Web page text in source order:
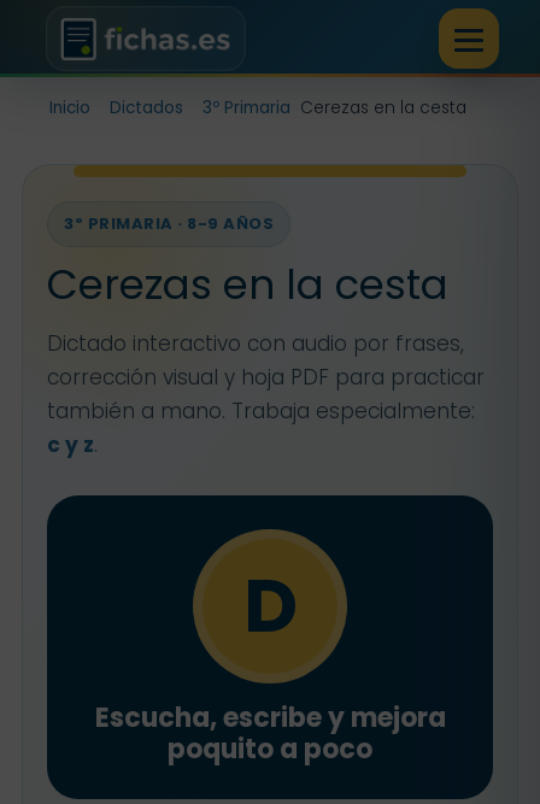
Inicio Dictados 3º Primaria Cerezas en la cesta
3º PRIMARIA · 8-9 AÑOS
Cerezas en la cesta
Dictado interactivo con audio por frases,
corrección visual y hoja PDF para practicar
también a mano. Trabaja especialmente:
c y z.
D
Escucha, escribe y mejora
poquito a poco